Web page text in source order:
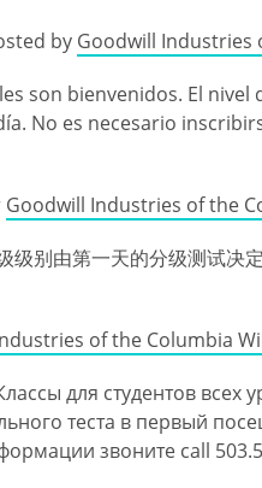
by Goodwill Industries
son bienvenidos. El nivel
No es necesario
Goodwill Industries of the
级别由第一天的分级测试决
of the Columbia
для студентов всех
теста в первый
звоните call